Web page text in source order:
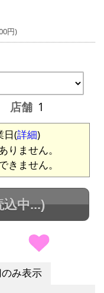
円)
店舗 1
日(詳細)
りません。
きません。
込中...)
み表示